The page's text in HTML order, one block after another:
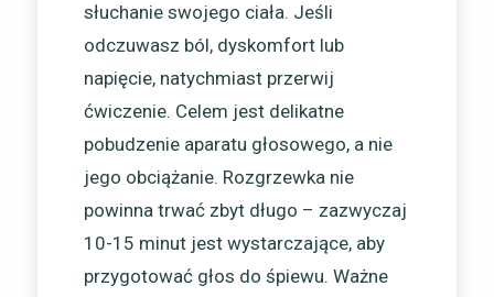
słuchanie swojego ciała. Jeśli
odczuwasz ból, dyskomfort lub
napięcie, natychmiast przerwij
ćwiczenie. Celem jest delikatne
pobudzenie aparatu głosowego, a nie
jego obciążanie. Rozgrzewka nie
powinna trwać zbyt długo – zazwyczaj
10-15 minut jest wystarczające, aby
przygotować głos do śpiewu. Ważne